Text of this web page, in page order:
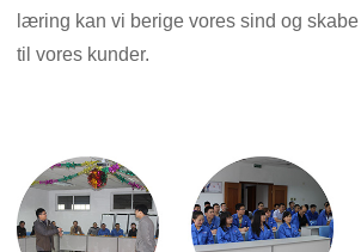
læring kan vi berige vores sind og
til vores kunder.